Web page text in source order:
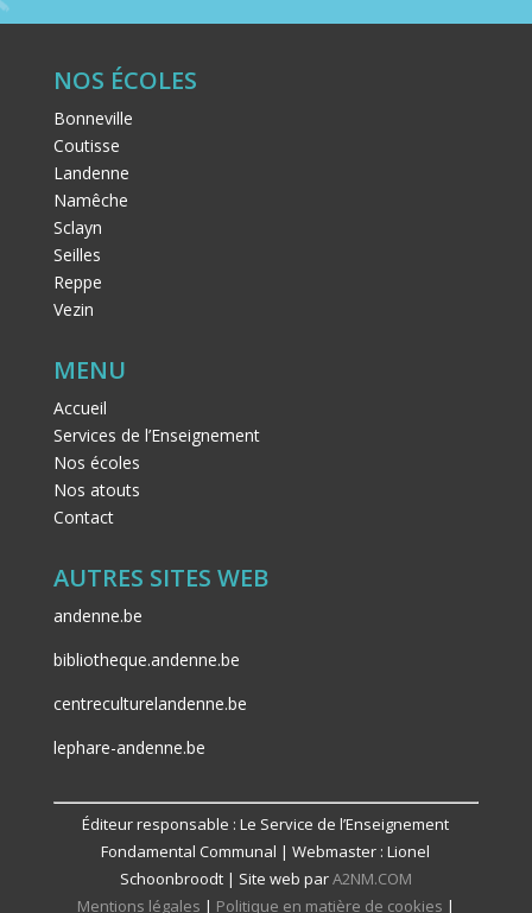
NOS ÉCOLES
Bonneville
Coutisse
Landenne
Namêche
Sclayn
Seilles
Reppe
Vezin
MENU
Accueil
Services de l’Enseignement
Nos écoles
Nos atouts
Contact
AUTRES SITES WEB
andenne.be
bibliotheque.andenne.be
centreculturelandenne.be
lephare-andenne.be
Éditeur responsable : Le Service de l’Enseignement
Fondamental Communal | Webmaster : Lionel
Schoonbroodt | Site web parA2NM.COM
Mentions légales | Politique en matière de cookies |